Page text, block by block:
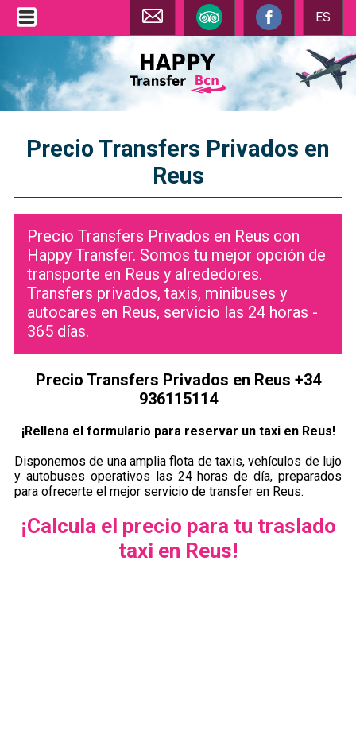
ES
Precio Transfers Privados en
Reus
Precio Transfers Privados en Reus con
Happy Transfer. Somos tu mejor opción de
transporte en Reus y alrededores.
Transfers privados, taxis, minibuses y
autocares en Reus, servicio las 24 horas -
365 días.
Precio Transfers Privados en Reus +34
936115114
¡Rellena el formulario para reservar un taxi en Reus!
Disponemos de una amplia flota de taxis, vehículos de lujo
y autobuses operativos las 24 horas de día, preparados
para ofrecerte el mejor servicio de transfer en Reus.
¡Calcula el precio para tu traslado
taxi en Reus!